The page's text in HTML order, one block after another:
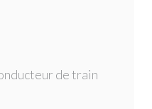
de train